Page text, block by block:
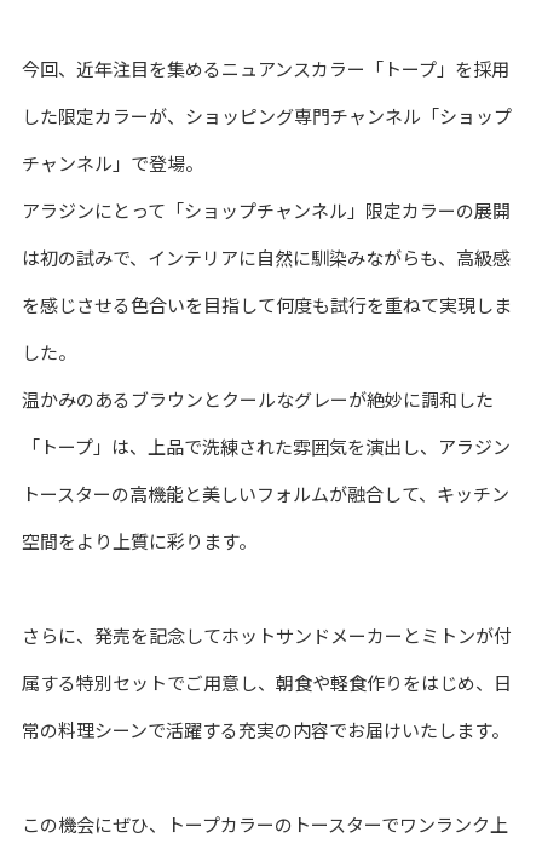
今回、近年注目を集めるニュアンスカラー「トープ」を採用
した限定カラーが、ショッピング専門チャンネル「ショップ
チャンネル」で登場。
アラジンにとって「ショップチャンネル」限定カラーの展開
は初の試みで、インテリアに自然に馴染みながらも、高級感
を感じさせる色合いを目指して何度も試行を重ねて実現しま
した。
温かみのあるブラウンとクールなグレーが絶妙に調和した
「トープ」は、上品で洗練された雰囲気を演出し、アラジン
トースターの高機能と美しいフォルムが融合して、キッチン
空間をより上質に彩ります。
さらに、発売を記念してホットサンドメーカーとミトンが付
属する特別セットでご用意し、朝食や軽食作りをはじめ、日
常の料理シーンで活躍する充実の内容でお届けいたします。
この機会にぜひ、トープカラーのトースターでワンランク上